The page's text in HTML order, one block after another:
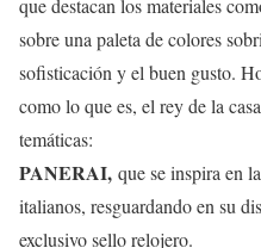
que destacan los materiales
sobre una paleta de colores
sofisticación y el buen gusto.
como lo que es, el rey de la
temáticas:
PANERAI, que se inspira en
italianos, resguardando en su
exclusivo sello relojero.